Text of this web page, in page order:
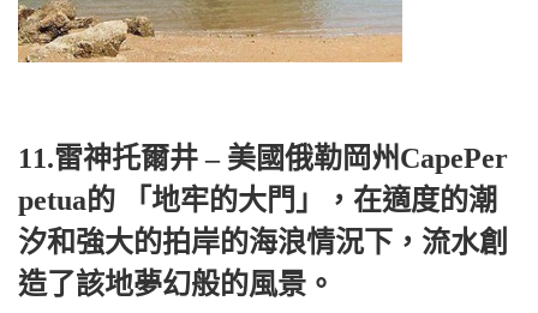
11.雷神托爾井 – 美國俄勒岡州CapePer
petua的 「地牢的大門」，在適度的潮
汐和強大的拍岸的海浪情況下，流水創
造了該地夢幻般的風景。